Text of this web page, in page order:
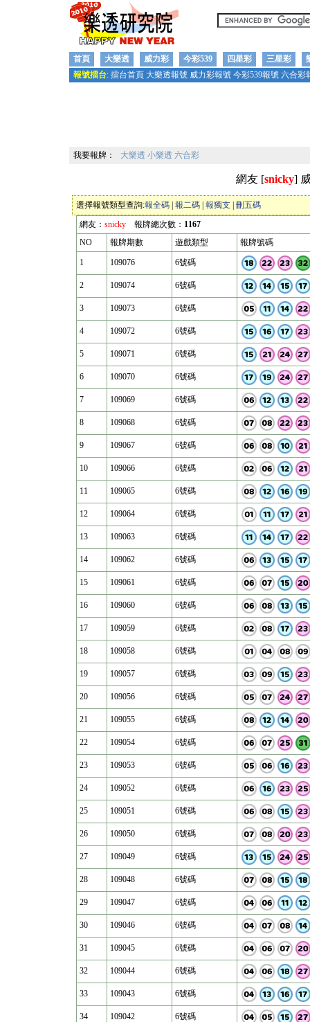
首頁 大樂透 威力彩 今彩539 四星彩 三星彩
報號擂台: 擂台首頁 大樂透報號 威力彩報號 今彩539報號 六合彩
我要報牌： 大樂透 小樂透 六合彩
網友 [snicky]
選擇報號類型查詢:報全碼 報二碼 報獨支
刪五碼
網友： snicky 報牌總次數： 1167
NO
報牌期數 遊戲類型 報牌號碼
1 109076 6號碼
2 109074 6號碼
3 109073 6號碼
4 109072 6號碼
5 109071 6號碼
6 109070 6號碼
7 109069 6號碼
8 109068 6號碼
9 109067 6號碼
10 109066 6號碼
11 109065 6號碼
12 109064 6號碼
13 109063 6號碼
14 109062 6號碼
15 109061 6號碼
16 109060 6號碼
17 109059 6號碼
18 109058 6號碼
19 109057 6號碼
20 109056 6號碼
21 109055 6號碼
22 109054 6號碼
23 109053 6號碼
24 109052 6號碼
25 109051 6號碼
26 109050 6號碼
27 109049 6號碼
28 109048 6號碼
29 109047 6號碼
30 109046 6號碼
31 109045 6號碼
32 109044 6號碼
33 109043 6號碼
34 109042 6號碼